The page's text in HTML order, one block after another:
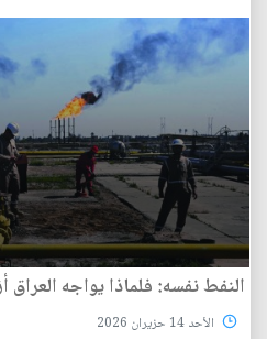
النفط نفسه: فلماذا يواجه العراق
الأحد 14 حزيران 2026